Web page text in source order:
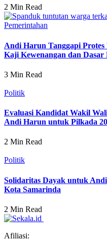
2 Min Read
Pemerintahan
Andi Harun Tanggapi
Kaji Kewenangan dan Dasar
3 Min Read
Politik
Evaluasi Kandidat Wakil
Andi Harun untuk Pilkada
2 Min Read
Politik
Solidaritas Dayak untuk
Kota Samarinda
2 Min Read
Afiliasi: